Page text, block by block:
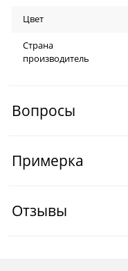
Цвет
Страна
производитель
Вопросы
Примерка
Отзывы